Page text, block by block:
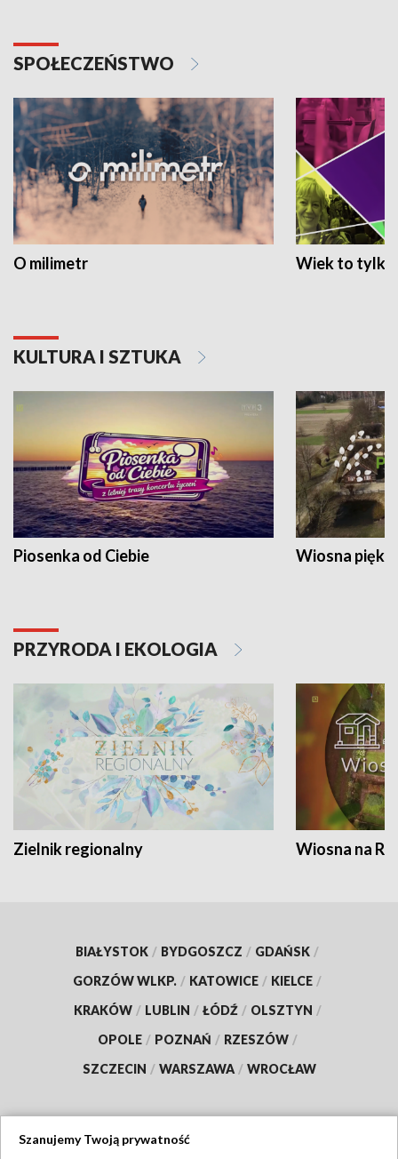
SPOŁECZEŃSTWO
O milimetr Wiek to tylko
KULTURA I SZTUKA
Piosenka od Ciebie Wiosna
PRZYRODA I EKOLOGIA
Zielnik regionalny Wiosna na
BIAŁYSTOK / BYDGOSZCZ / GDAŃSK /
GORZÓW WLKP. / KATOWICE / KIELCE /
KRAKÓW / LUBLIN / ŁÓDŹ / OLSZTYN /
OPOLE / POZNAŃ / RZESZÓW /
SZCZECIN / WARSZAWA / WROCŁAW
Szanujemy Twoją prywatność